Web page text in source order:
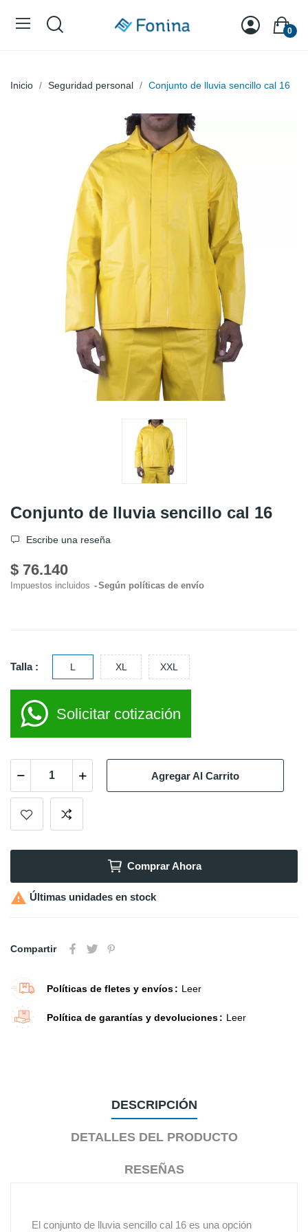
0
Inicio Seguridad personal Conjunto de lluvia sencillo cal 16
Conjunto de lluvia sencillo cal 16
Escribe una reseña
$ 76.140
Impuestos incluidos Según políticas de envío
Talla : L XL XXL
Solicitar cotización
Agregar Al Carrito
Comprar Ahora
 Últimas unidades en stock
Compartir
Políticas de fletes y envíos Leer
Política de garantías y devoluciones Leer
DESCRIPCIÓN
DETALLES DEL PRODUCTO
RESEÑAS
El conjunto de lluvia sencillo cal 16 es una opción